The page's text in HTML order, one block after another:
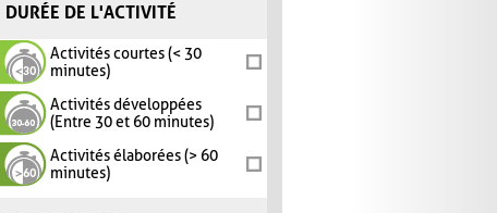
DURÉE DE L'ACTIVITÉ
Activités courtes (< 30
minutes)
Activités développées
(Entre 30 et 60 minutes)
Activités élaborées (> 60
minutes)